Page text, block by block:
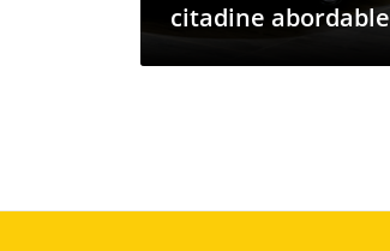
citadine abordable